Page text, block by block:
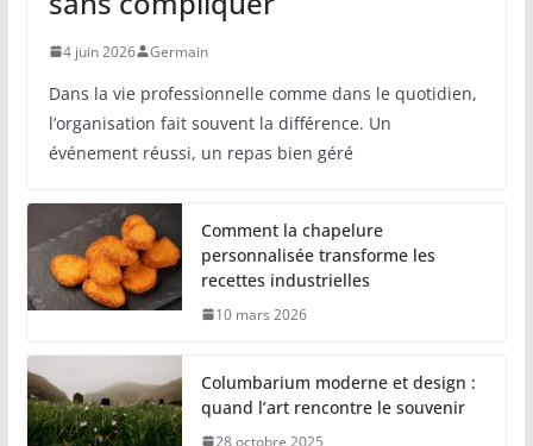
4 juin 2026 Germain
Dans la vie professionnelle comme dans le quotidien,
l’organisation fait souvent la différence. Un
événement réussi, un repas bien géré
Comment la chapelure
personnalisée transforme les
recettes industrielles
10 mars 2026
Columbarium moderne et design :
quand l’art rencontre le souvenir
28 octobre 2025